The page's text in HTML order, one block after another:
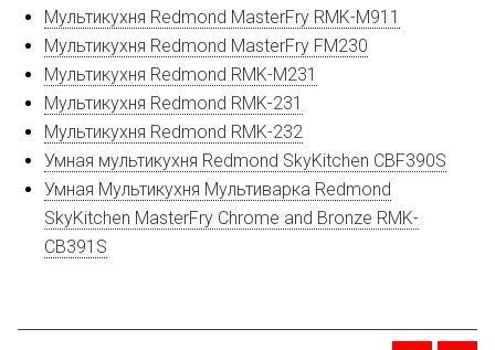
Мультикухня Redmond MasterFry RMK-M911
Мультикухня Redmond MasterFry FM230
Мультикухня Redmond RMK-M231
Мультикухня Redmond RMK-231
Мультикухня Redmond RMK-232
Умная мультикухня Redmond SkyKitchen CBF390S
Умная Мультикухня Мультиварка Redmond
SkyKitchen MasterFry Chrome and Bronze RMK-
CB391S